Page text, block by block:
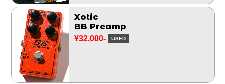
Xotic
BB Preamp
¥32,000- USED